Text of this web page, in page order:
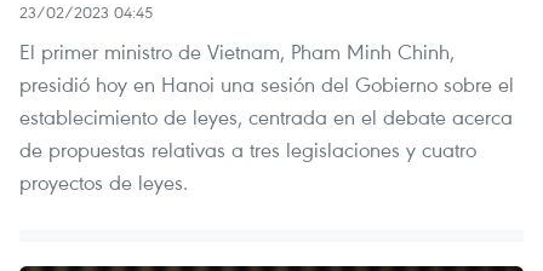
23/02/2023 04:45
El primer ministro de Vietnam, Pham Minh Chinh,
presidió hoy en Hanoi una sesión del Gobierno sobre el
establecimiento de leyes, centrada en el debate acerca
de propuestas relativas a tres legislaciones y cuatro
proyectos de leyes.